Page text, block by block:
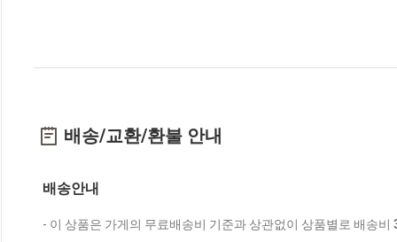
배송/교환/환불 안내
배송안내
- 이 상품은 가게의 무료배송비 기준과 상관없이 상품별로 배송비